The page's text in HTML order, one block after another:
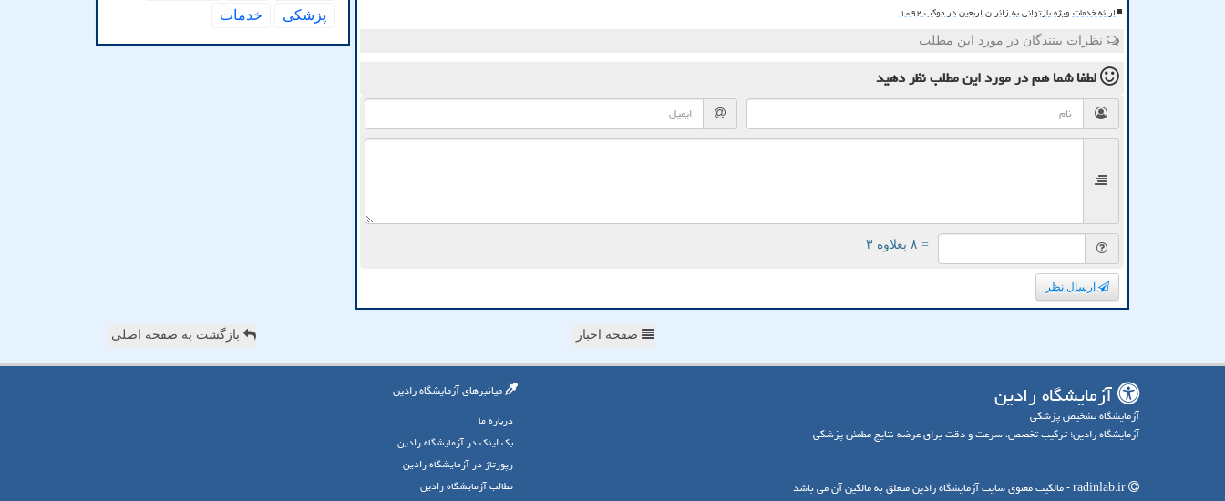
ارائه خدمات ویژه بازتوانی به زائران اربعین در موکب ۱۰۹۲
نظرات بینندگان در مورد این مطلب
لطفا شما همدر مورد این مطلبنظر دهید
= ۸ بعلاوه ۳
ارسال نظر
پزشكی
خدمات
صفحه اخبار بازگشت به صفحه اصلی
آزمایشگاه رادین
آزمایشگاه تشخیص پزشکی
آزمایشگاه رادین؛ ترکیب تخصص، سرعت و دقت برای عرضه نتایج مطمئن پزشکی
میانبرهای آزمایشگاه رادین
درباره ما
بک لینک در آزمایشگاه رادین
رپورتاژ در آزمایشگاه رادین
مطالب آزمایشگاه رادین